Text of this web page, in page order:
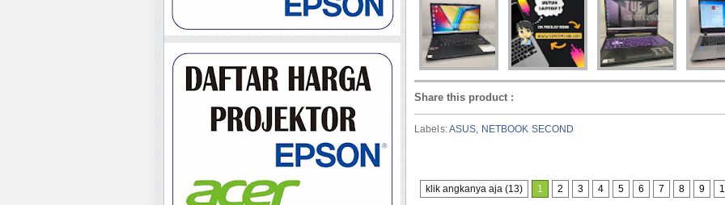
Share this product :
Labels:ASUS, NETBOOK SECOND
klik angkanya aja (13) 1 2 3 4 5 6 7 8 9